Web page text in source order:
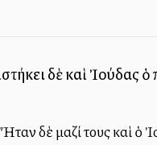
δὲ καὶ Ἰούδας
δὲ μαζί τους καὶ ὁ